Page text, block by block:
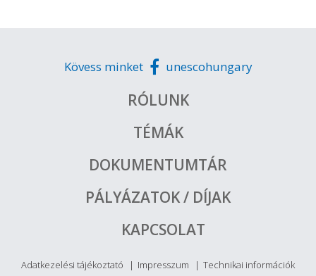
Kövess minket unescohungary
RÓLUNK
TÉMÁK
DOKUMENTUMTÁR
PÁLYÁZATOK / DÍJAK
KAPCSOLAT
Adatkezelési tájékoztató Impresszum Technikai információk